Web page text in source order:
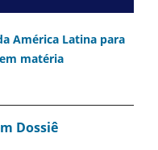
América Latina para
matéria
Dossiê